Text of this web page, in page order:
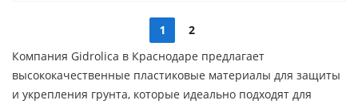
1
2
Компания Gidrolica в Краснодаре предлагает
высококачественные пластиковые материалы для защиты
и укрепления грунта, которые идеально подходят для